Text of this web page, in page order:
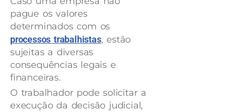
pague os valores
determinados com os
processos trabalhistas, estão
sujeitas a diversas
consequências legais e
financeiras.
O trabalhador pode solicitar a
execução da decisão judicial,